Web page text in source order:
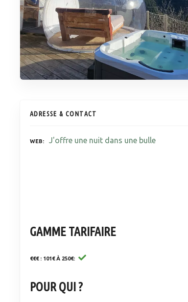
ADRESSE & CONTACT
WEB J'offre une nuit dans une bulle
GAMME TARIFAIRE
€€€ : 101€ À 250€
POUR QUI ?